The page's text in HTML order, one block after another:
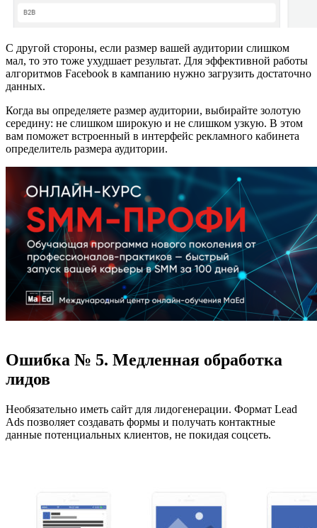
С другой стороны, если размер вашей аудитории слишком
мал, то это тоже ухудшает результат. Для эффективной работы
алгоритмов Facebook в кампанию нужно загрузить достаточно
данных.
Когда вы определяете размер аудитории, выбирайте золотую
середину: не слишком широкую и не слишком узкую. В этом
вам поможет встроенный в интерфейс рекламного кабинета
определитель размера аудитории.
Ошибка № 5. Медленная обработка
лидов
Необязательно иметь сайт для лидогенерации. Формат Lead
Ads позволяет создавать формы и получать контактные
данные потенциальных клиентов, не покидая соцсеть.